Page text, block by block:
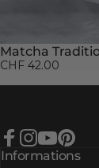
Matcha
CHF 42.00
Facebook
Instagram
YouTube
Informations